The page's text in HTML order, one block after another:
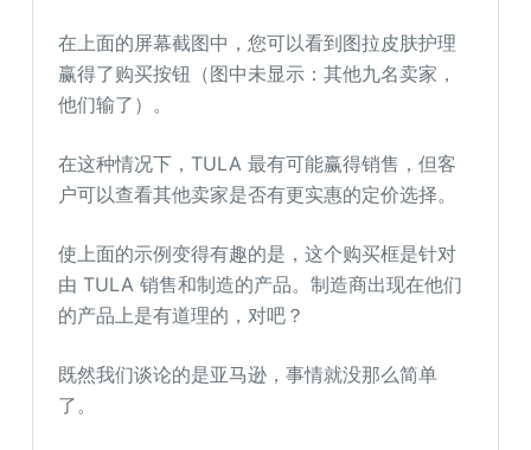
在上面的屏幕截图中，您可以看到图拉皮肤护理
赢得了购买按钮（图中未显示：其他九名卖家，
他们输了）。
在这种情况下，TULA 最有可能赢得销售，但客
户可以查看其他卖家是否有更实惠的定价选择。
使上面的示例变得有趣的是，这个购买框是针对
由 TULA 销售和制造的产品。制造商出现在他们
的产品上是有道理的，对吧？
既然我们谈论的是亚马逊，事情就没那么简单
了。